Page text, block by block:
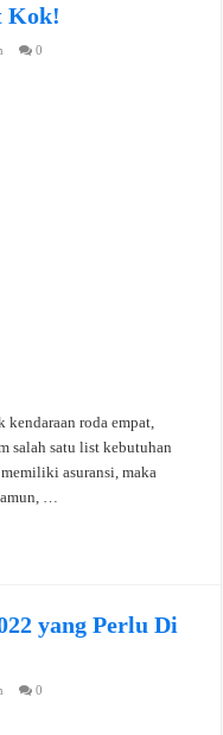
Kok!
0
roda empat,
salah satu list kebutuhan
asuransi, maka
…
yang Perlu Di
0